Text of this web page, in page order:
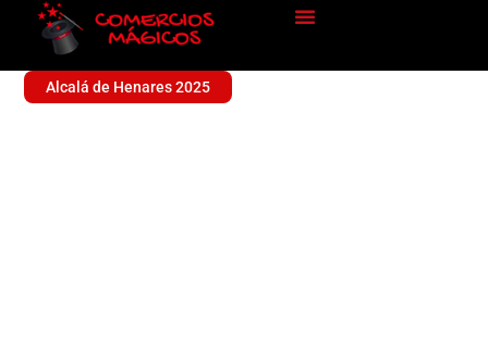
Alcalá de Henares 2025